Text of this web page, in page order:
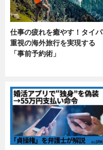
仕事の疲れを癒やす！タイパ
重視の海外旅行を実現する
「事前予約術」